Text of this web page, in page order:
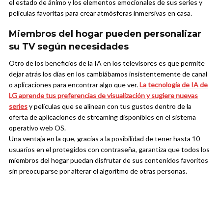
el estado de ánimo y los elementos emocionales de sus series y
películas favoritas para crear atmósferas inmersivas en casa.
Miembros del hogar pueden personalizar
su TV según necesidades
Otro de los beneficios de la IA en los televisores es que permite
dejar atrás los días en los cambiábamos insistentemente de canal
o aplicaciones para encontrar algo que ver.La tecnología de IA de
LG aprende tus preferencias de visualización y sugiere nuevas
seriesy películas que se alinean con tus gustos dentro de la
oferta de aplicaciones de streaming disponibles en el sistema
operativo web OS.
Una ventaja en la que, gracias a la posibilidad de tener hasta 10
usuarios en el protegidos con contraseña, garantiza que todos los
miembros del hogar puedan disfrutar de sus contenidos favoritos
sin preocuparse por alterar el algoritmo de otras personas.